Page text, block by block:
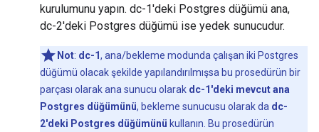
kurulumunu yapın. dc-1'deki Postgres düğümü ana,
dc-2'deki Postgres düğümü ise yedek sunucudur.
Not: dc-1, ana/bekleme modunda çalışan iki Postgres
düğümü olacak şekilde yapılandırılmışsa bu prosedürün bir
parçası olarak ana sunucu olarak dc-1'deki mevcut ana
Postgres düğümünü, bekleme sunucusu olarak da dc-
2'deki Postgres düğümünü kullanın. Bu prosedürün